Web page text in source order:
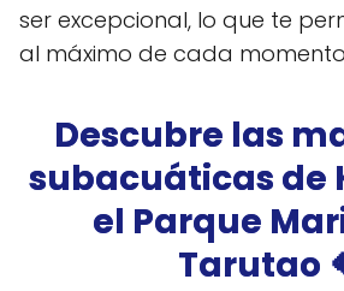
ser excepcional, lo que te
al máximo de cada
Descubre las
subacuáticas de
el Parque
Tarutao